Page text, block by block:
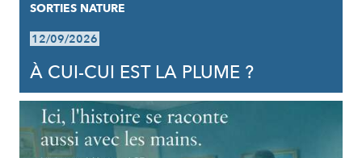
SORTIES NATURE
12/09/2026
À CUI-CUI EST LA PLUME ?